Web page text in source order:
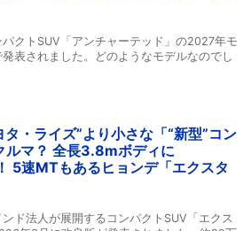
クトSUV「アンチャーテッド」の2027年モ
表されました。どのようなモデルなのでし
・ライズ”より小さな「“新型”コン
ルマ？ 全長3.8mボディに
5速MTもあるヒョンデ「エクスタ
ド法人が展開するコンパクトSUV「エクス